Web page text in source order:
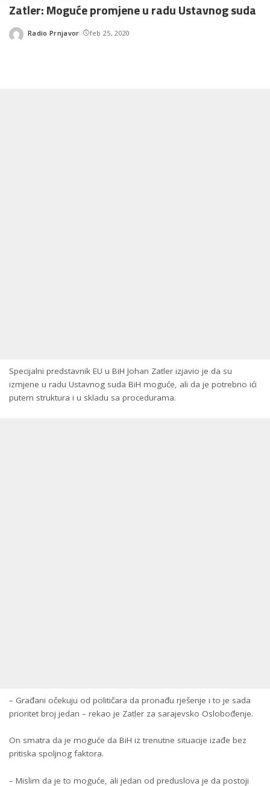
Zatler: Moguće promjene u radu Ustavnog suda
Posted
Radio Prnjavor feb 25, 2020
Specijalni predstavnik EU u BiH Јohan Zatler izjavio je da su
izmjene u radu Ustavnog suda BiH moguće, ali da je potrebno ići
putem struktura i u skladu sa procedurama.
– Građani očekuju od političara da pronađu rješenje i to je sada
prioritet broj jedan – rekao je Zatler za sarajevsko Oslobođenje.
On smatra da je moguće da BiH iz trenutne situacije izađe bez
pritiska spoljnog faktora.
– Mislim da je to moguće, ali jedan od preduslova je da postoji